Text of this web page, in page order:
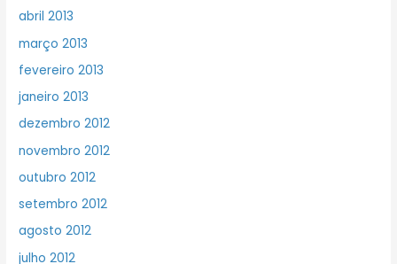
abril 2013
março 2013
fevereiro 2013
janeiro 2013
dezembro 2012
novembro 2012
outubro 2012
setembro 2012
agosto 2012
julho 2012